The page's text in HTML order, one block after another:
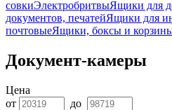
совкиЭлектробритвыЯщики для
документов, печатейЯщики для
почтовыеЯщики, боксы и
Документ-камеры
Цена
от
до